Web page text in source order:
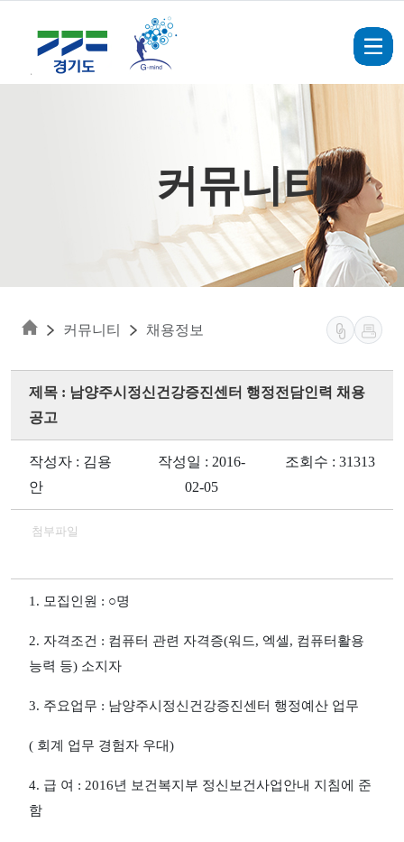
커뮤니티
커뮤니티 채용정보
제목 : 남양주시정신건강증진센터 행정전담인력 채용
공고
작성자 : 김용
안
작성일 : 2016-
02-05
조회수 : 31313
첨부파일
1. 모집인원 : ○명
2. 자격조건 : 컴퓨터 관련 자격증(워드, 엑셀, 컴퓨터활용
능력 등) 소지자
3. 주요업무 : 남양주시정신건강증진센터 행정예산 업무
( 회계 업무 경험자 우대)
4. 급 여 : 2016년 보건복지부 정신보건사업안내 지침에 준
함